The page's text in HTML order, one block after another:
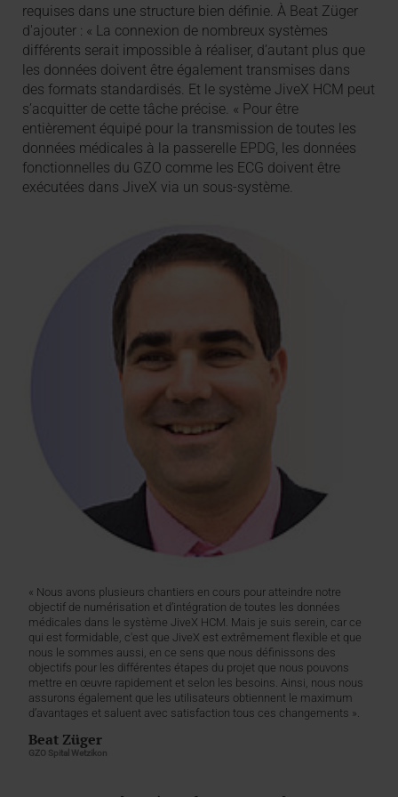
requises dans une structure bien définie. À Beat Züger
d'ajouter : « La connexion de nombreux systèmes
différents serait impossible à réaliser, d’autant plus que
les données doivent être également transmises dans
des formats standardisés. Et le système JiveX HCM peut
s’acquitter de cette tâche précise. « Pour être
entièrement équipé pour la transmission de toutes les
données médicales à la passerelle EPDG, les données
fonctionnelles du GZO comme les ECG doivent être
exécutées dans JiveX via un sous-système.
« Nous avons plusieurs chantiers en cours pour atteindre notre
objectif de numérisation et d’intégration de toutes les données
médicales dans le système JiveX HCM. Mais je suis serein, car ce
qui est formidable, c'est que JiveX est extrêmement flexible et que
nous le sommes aussi, en ce sens que nous définissons des
objectifs pour les différentes étapes du projet que nous pouvons
mettre en œuvre rapidement et selon les besoins. Ainsi, nous nous
assurons également que les utilisateurs obtiennent le maximum
d’avantages et saluent avec satisfaction tous ces changements ».
Beat Züger
GZO Spital Wetzikon